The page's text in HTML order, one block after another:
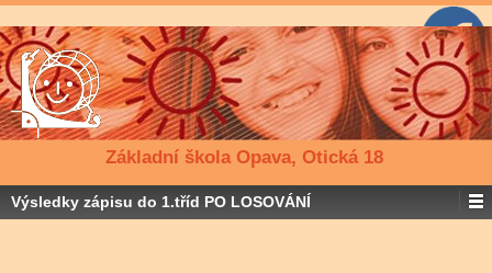
Základní škola Opava, Otická 18
Výsledky zápisu do 1.tříd PO LOSOVÁNÍ